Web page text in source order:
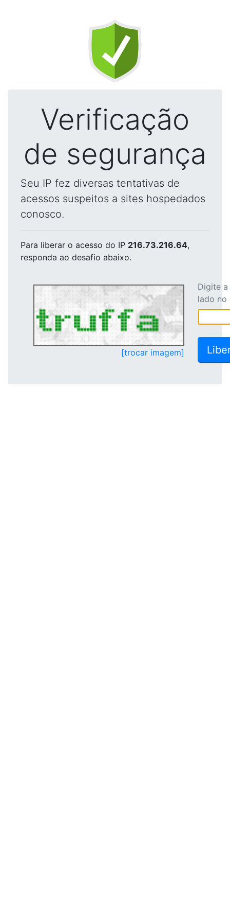
Verificação
de segurança
Seu IP fez diversas tentativas de
acessos suspeitos a sites hospedados
conosco.
Para liberar o acesso do IP 216.73.216.64,
responda ao desafio abaixo.
[trocar imagem]
Digite
lado no